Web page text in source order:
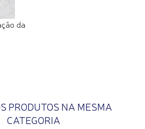
da
PRODUTOS NA MESMA
CATEGORIA